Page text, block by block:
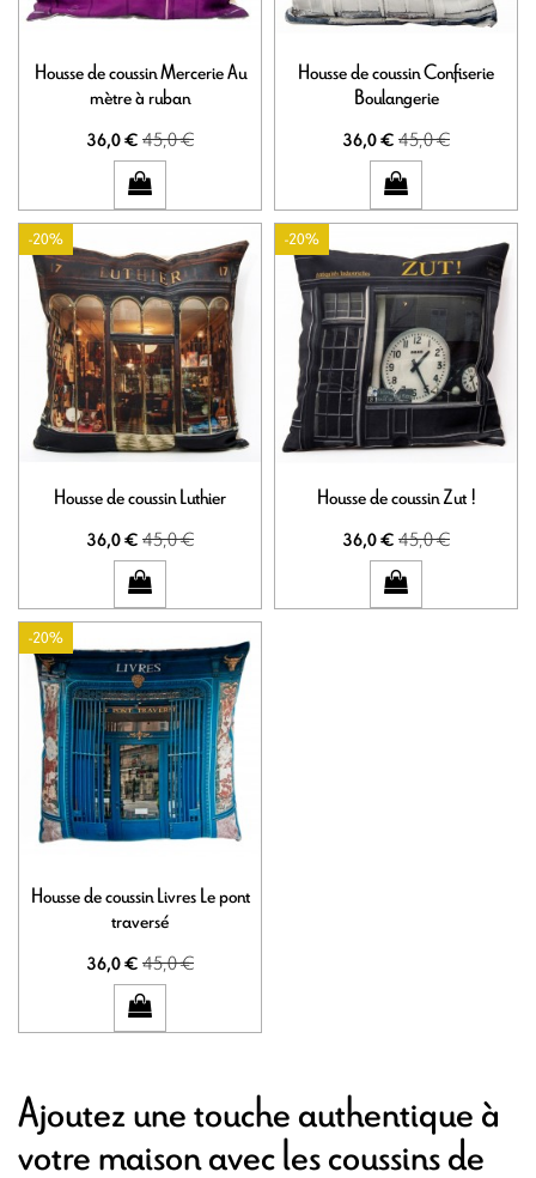
Housse de coussin Mercerie Au
mètre à ruban
36,0 €45,0 €
Housse de coussin Confiserie
Boulangerie
36,0 €45,0 €
-20%
Housse de coussin Luthier
36,0 €45,0 €
-20%
Housse de coussin Zut !
36,0 €45,0 €
-20%
Housse de coussin Livres Le pont
traversé
36,0 €45,0 €
Ajoutez une touche authentique à
votre maison avec les coussins de